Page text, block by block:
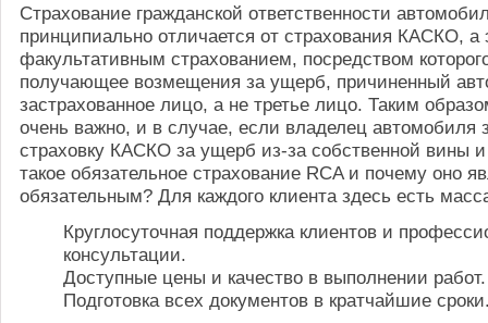
Страхование гражданской ответственности
принципиально отличается от страхования КАСКО, а
факультативным страхованием, посредством
получающее возмещения за ущерб, причиненный
застрахованное лицо, а не третье лицо. Таким
очень важно, и в случае, если владелец автомобиля
страховку КАСКО за ущерб из-за собственной вины
такое обязательное страхование RCA и почему оно
обязательным? Для каждого клиента здесь есть
Круглосуточная поддержка клиентов и
консультации.
Доступные цены и качество в выполнении работ.
Подготовка всех документов в кратчайшие